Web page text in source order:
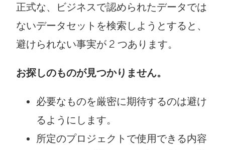
正式な、ビジネスで認められたデータでは
ないデータセットを検索しようとすると、
避けられない事実が 2 つあります。
お探しのものが見つかりません。
必要なものを厳密に期待するのは避け
るようにします。
所定のプロジェクトで使用できる内容